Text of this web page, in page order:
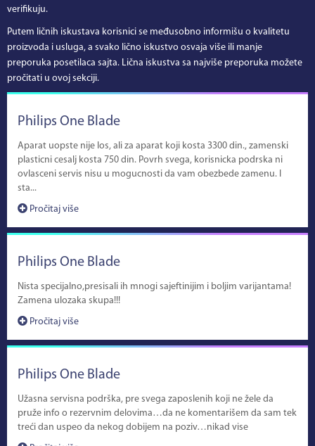
verifikuju.
Putem ličnih iskustava korisnici se međusobno informišu o kvalitetu
proizvoda i usluga, a svako lično iskustvo osvaja više ili manje
preporuka posetilaca sajta. Lična iskustva sa najviše preporuka možete
pročitati u ovoj sekciji.
Philips One Blade
Aparat uopste nije los, ali za aparat koji kosta 3300 din., zamenski
plasticni cesalj kosta 750 din. Povrh svega, korisnicka podrska ni
ovlasceni servis nisu u mogucnosti da vam obezbede zamenu. I
sta...
Pročitaj više
Philips One Blade
Nista specijalno,presisali ih mnogi sajeftinijim i boljim varijantama!
Zamena ulozaka skupa!!!
Pročitaj više
Philips One Blade
Užasna servisna podrška, pre svega zaposlenih koji ne žele da
pruže info o rezervnim delovima…da ne komentarišem da sam tek
treći dan uspeo da nekog dobijem na poziv…nikad vise